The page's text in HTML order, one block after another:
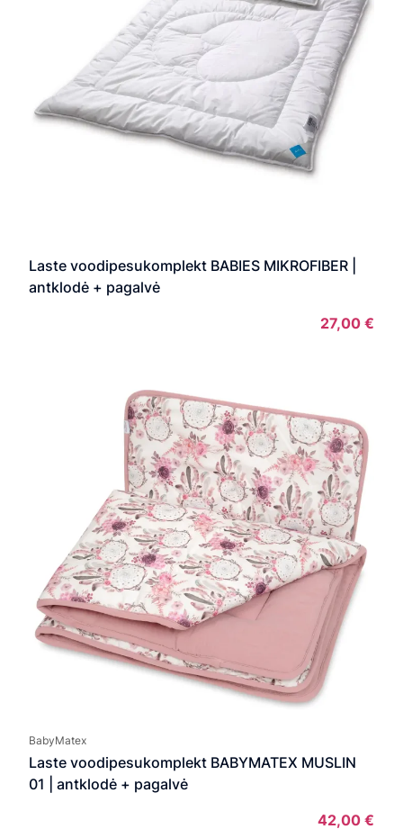
Laste voodipesukomplekt BABIES MIKROFIBER |
antklodė + pagalvė
27,00 €
BabyMatex
Laste voodipesukomplekt BABYMATEX MUSLIN
01 | antklodė + pagalvė
42,00 €